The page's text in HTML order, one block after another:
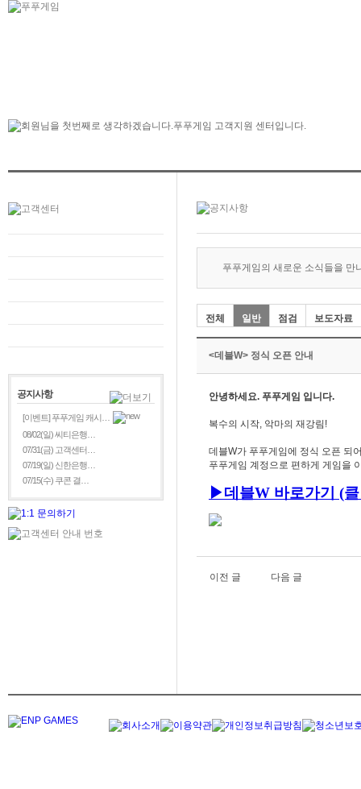
공지사항
[이벤트] 푸푸게임 캐시…
08/02(일) 씨티은행…
07/31(금) 고객센터…
07/19(일) 신한은행…
07/15(수) 쿠콘 결…
푸푸게임의 새로운 소식들을 만
전체 일반 점검 보도자료
<데블W> 정식 오픈 안내
안녕하세요. 푸푸게임 입니다.
복수의 시작, 악마의 재강림!
데블W가 푸푸게임에 정식 오픈 되
푸푸게임 계정으로 편하게 게임을
▶데블W 바로가기 (
이전 글 다음 글